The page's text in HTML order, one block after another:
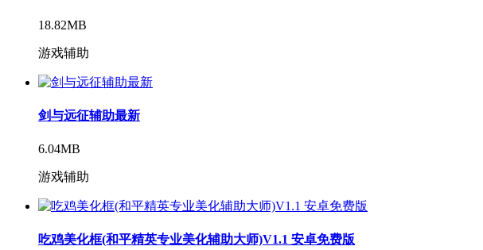
18.82MB
游戏辅助
剑与远征辅助最新
6.04MB
游戏辅助
吃鸡美化框(和平精英专业美化辅助大师)V1.1 安卓免费版